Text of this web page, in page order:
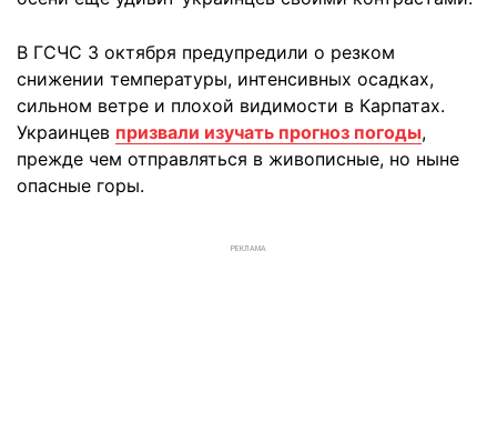
В ГСЧС 3 октября предупредили о резком
снижении температуры, интенсивных осадках,
сильном ветре и плохой видимости в Карпатах.
Украинцев призвали изучать прогноз погоды,
прежде чем отправляться в живописные, но ныне
опасные горы.
РЕКЛАМА